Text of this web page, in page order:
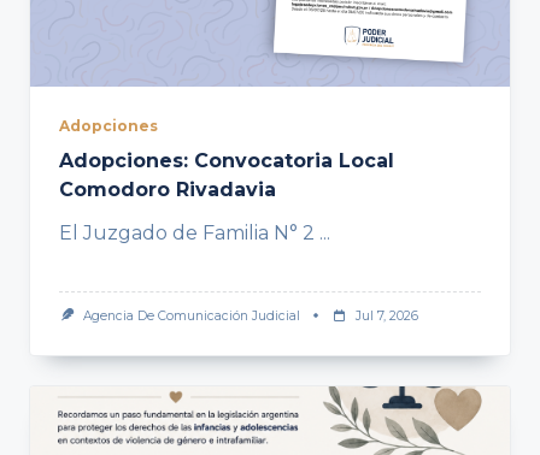
Adopciones
Adopciones: Convocatoria Local
Comodoro Rivadavia
El Juzgado de Familia N° 2 ...
Agencia De Comunicación Judicial Jul 7, 2026